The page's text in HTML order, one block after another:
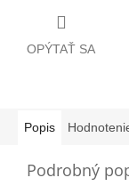
OPÝTAŤ SA
Popis
Podrobný